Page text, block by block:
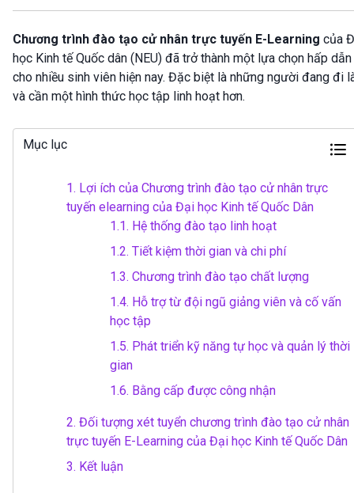
Chương trình đào tạo cử nhân trực tuyến E-Learning của
học Kinh tế Quốc dân (NEU) đã trở thành một lựa chọn hấp dẫn
cho nhiều sinh viên hiện nay. Đặc biệt là những người đang đi
và cần một hình thức học tập linh hoạt hơn.
Mục lục
1. Lợi ích của Chương trình đào tạo cử nhân trực
tuyến elearning của Đại học Kinh tế Quốc Dân
1.1. Hệ thống đào tạo linh hoạt
1.2. Tiết kiệm thời gian và chi phí
1.3. Chương trình đào tạo chất lượng
1.4. Hỗ trợ từ đội ngũ giảng viên và cố vấn
học tập
1.5. Phát triển kỹ năng tự học và quản lý thời
gian
1.6. Bằng cấp được công nhận
2. Đối tượng xét tuyển chương trình đào tạo cử nhân
trực tuyến E-Learning của Đại học Kinh tế Quốc Dân
3. Kết luận